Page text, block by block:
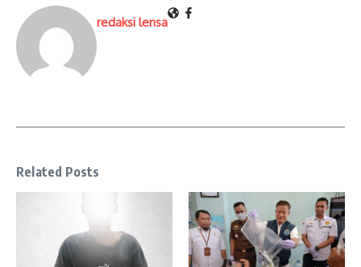
redaksi lensa
Related Posts